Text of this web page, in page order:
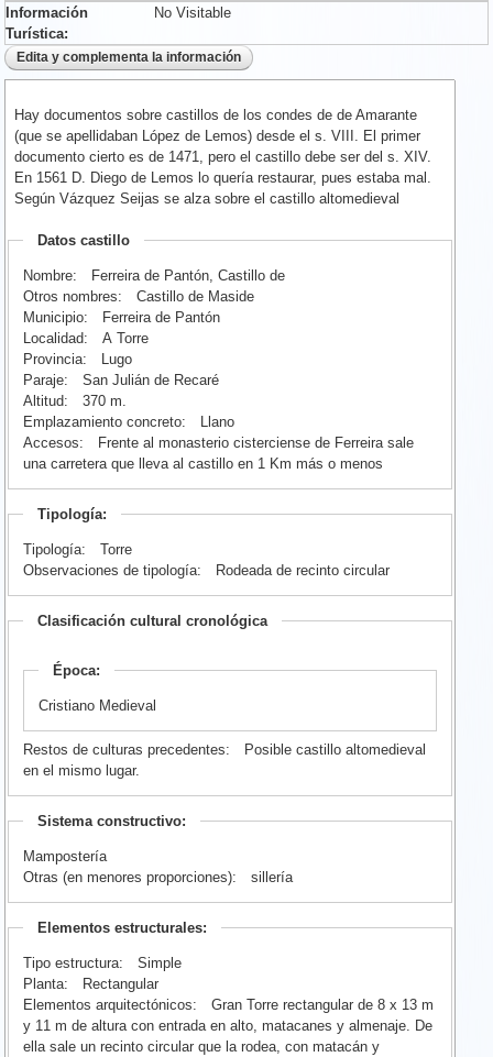
Información
Turística:
No Visitable
Hay documentos sobre castillos de los condes de de Amarante
(que se apellidaban López de Lemos) desde el s. VIII. El primer
documento cierto es de 1471, pero el castillo debe ser del s. XIV.
En 1561 D. Diego de Lemos lo quería restaurar, pues estaba mal.
Según Vázquez Seijas se alza sobre el castillo altomedieval
Datos castillo
Nombre:
Ferreira de Pantón, Castillo de
Otros nombres:
Castillo de Maside
Municipio:
Ferreira de Pantón
Localidad:
A Torre
Provincia:
Lugo
Paraje:
San Julián de Recaré
Altitud:
370 m.
Emplazamiento concreto:
Llano
Accesos:
Frente al monasterio cisterciense de Ferreira sale
una carretera que lleva al castillo en 1 Km más o menos
Tipología:
Tipología:
Torre
Observaciones de tipología:
Rodeada de recinto circular
Clasificación cultural cronológica
Época:
Cristiano Medieval
Restos de culturas precedentes:
Posible castillo altomedieval
en el mismo lugar.
Sistema constructivo:
Mampostería
Otras (en menores proporciones):
sillería
Elementos estructurales:
Tipo estructura:
Simple
Planta:
Rectangular
Elementos arquitectónicos:
Gran Torre rectangular de 8 x 13 m
y 11 m de altura con entrada en alto, matacanes y almenaje. De
ella sale un recinto circular que la rodea, con matacán y